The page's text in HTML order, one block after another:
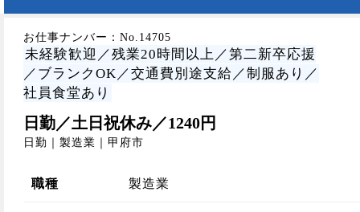
お仕事ナンバー：No.14705
未経験歓迎／残業20時間以上／第二新卒応援
／ブランクOK／交通費別途支給／制服あり／
社員食堂あり
日勤／土日祝休み／1240円
日勤｜製造業｜甲府市
職種 製造業